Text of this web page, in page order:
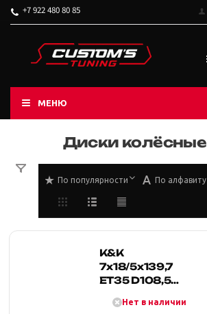
+7 922 480 80 85
МЕНЮ
Диски колёсные
По популярности По алфавиту
K&K
7x18/5x139,7
ET35 D108,5
Алмаз черный
Нет в наличии